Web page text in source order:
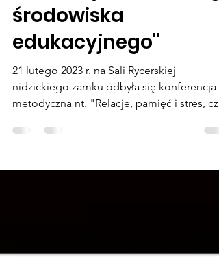
stres, czyli o neurologii
środowiska
edukacyjnego"
21 lutego 2023 r. na Sali Rycerskiej
metodyczna nt. "Relacje, pamięć i stres,
o neurologii...